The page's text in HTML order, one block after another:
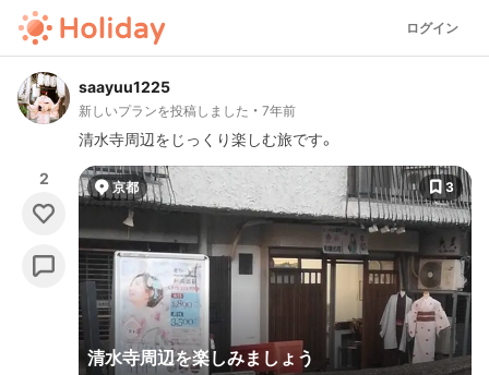
ログイン
saayuu1225
新しいプランを投稿しました 7年前
清水寺周辺をじっくり楽しむ旅です。
2 京都 3
清水寺周辺を楽しみましょう